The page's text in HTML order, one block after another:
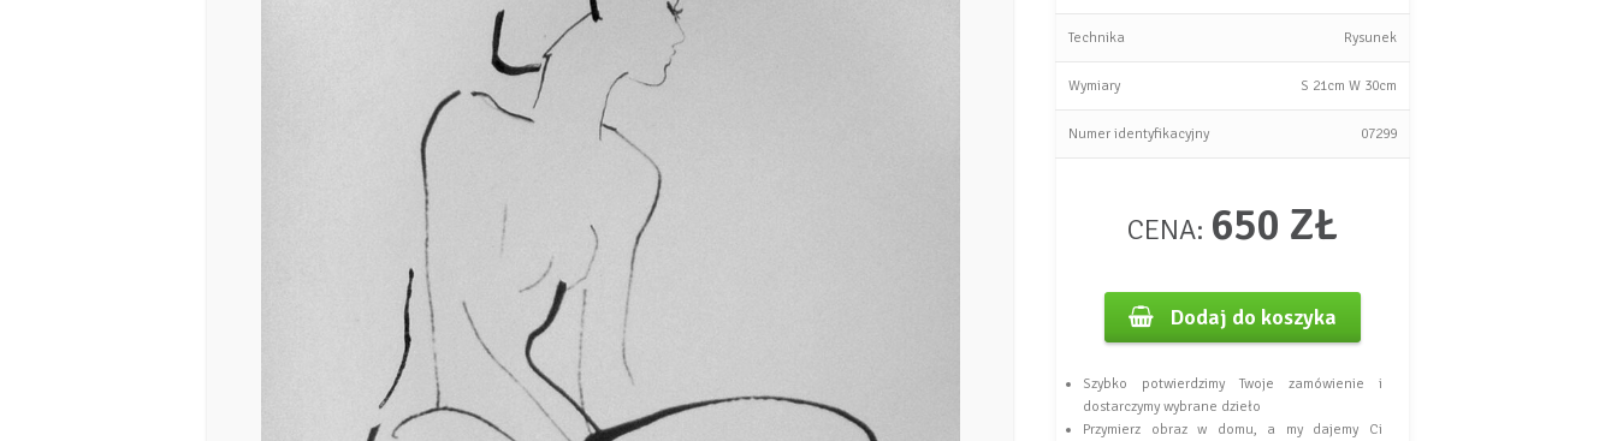
Technika Rysunek
Wymiary S 21cm W 30cm
Numer identyfikacyjny 07299
CENA: 650 ZŁ
Dodaj do koszyka
Szybko potwierdzimy Twoje zamówienie i
dostarczymy wybrane dzieło
Przymierz obraz w domu, a my dajemy Ci